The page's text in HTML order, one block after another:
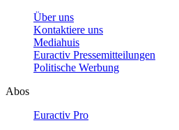
Über uns
Kontaktiere uns
Mediahuis
Euractiv Pressemitteilungen
Politische Werbung
Abos
Euractiv Pro